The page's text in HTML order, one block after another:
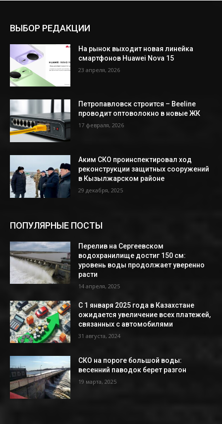
ВЫБОР РЕДАКЦИИ
На рынок выходит новая линейка
смартфонов Huawei Nova 15
23 апреля, 2026
Петропавловск строится – Beeline
проводит оптоволокно в новые ЖК
17 февраля, 2026
Аким СКО проинспектировал ход
реконструкции защитных сооружений
в Кызылжарском районе
29 декабря, 2025
ПОПУЛЯРНЫЕ ПОСТЫ
Перелив на Сергеевском
водохранилище достиг 150 см:
уровень воды продолжает уверенно
расти
14 апреля, 2025
С 1 января 2025 года в Казахстане
ожидается увеличение всех платежей,
связанных с автомобилями
31 августа, 2024
СКО на пороге большой воды:
весенний паводок берет разгон
19 марта, 2025